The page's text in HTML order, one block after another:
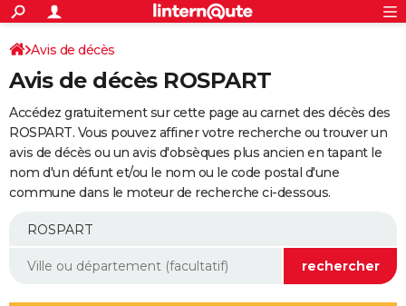
ACTUALITÉS
Politique
Société
Faits Divers
Education
Monde
Villes
+
SPORT
Coupe du monde 2026
Football
Tennis
Cyclisme
Rugby
Forum
Programme TV
TNT
Streaming
Cinéma
Sorties cinéma
Musique
+
FINANCE
Retraite
Epargne
Immobilier
Risques naturels par ville
Banque
Assurance
AUTO
Essais
Réserver un essai
Citadines
Berlines
SUV
Forum auto
+
Mobiles
Meilleur smartphone
Internet
Ordinateurs
Jeux vidéo
Guide high-tech
Aménagement intérieur
Avis de décès
Avis de décès ROSPART
Accédez gratuitement sur cette page au carnet des décès des
ROSPART. Vous pouvez affiner votre recherche ou trouver un
avis de décès ou un avis d'obsèques plus ancien en tapant le
nom d'un défunt et/ou le nom ou le code postal d'une
commune dans le moteur de recherche ci-dessous.